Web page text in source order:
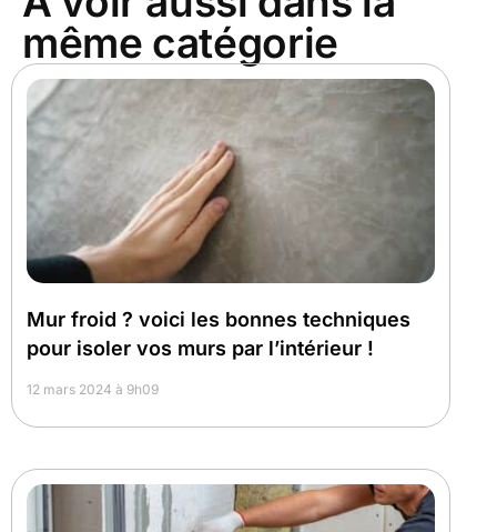
même catégorie
Mur froid ? voici les bonnes techniques
pour isoler vos murs par l’intérieur !
12 mars 2024 à 9h09